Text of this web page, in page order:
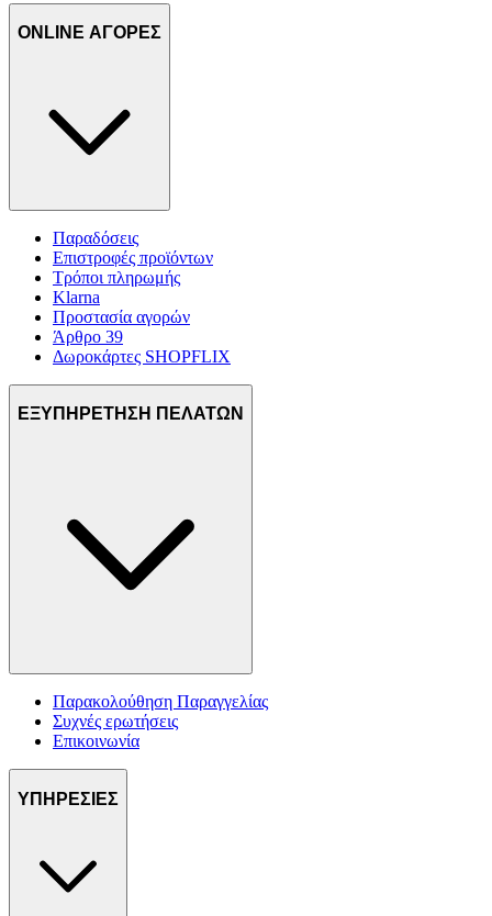
ONLINE ΑΓΟΡΕΣ
Παραδόσεις
Επιστροφές προϊόντων
Τρόποι πληρωμής
Klarna
Προστασία αγορών
Άρθρο 39
Δωροκάρτες SHOPFLIX
ΕΞΥΠΗΡΕΤΗΣΗ ΠΕΛΑΤΩΝ
Παρακολούθηση Παραγγελίας
Συχνές ερωτήσεις
Επικοινωνία
ΥΠΗΡΕΣΙΕΣ